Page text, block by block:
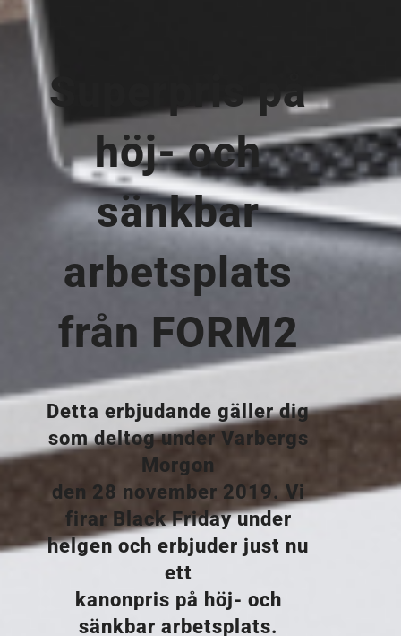
Superpris på
höj- och
sänkbar
arbetsplats
från FORM2
Detta erbjudande gäller dig
som deltog under Varbergs
Morgon
den 28 november 2019. Vi
firar Black Friday under
helgen och erbjuder just nu
ett
kanonpris på höj- och
sänkbar arbetsplats.